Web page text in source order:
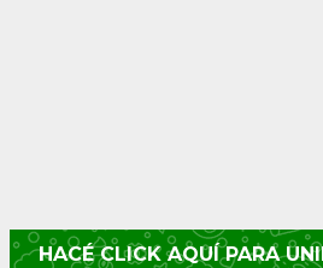
HACÉ CLICK AQUÍ PARA